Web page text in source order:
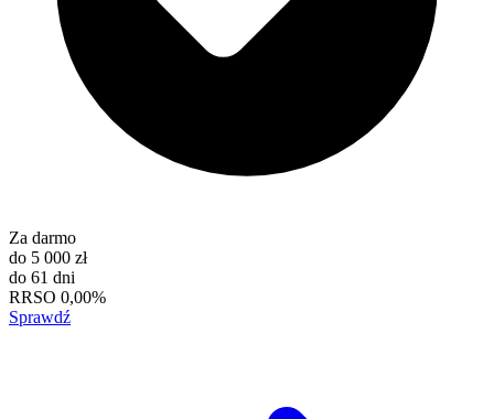
Za darmo
do 5 000 zł
do 61 dni
RRSO 0,00%
Sprawdź